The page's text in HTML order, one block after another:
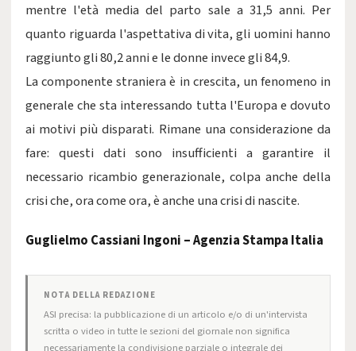
mentre l'età media del parto sale a 31,5 anni. Per
quanto riguarda l'aspettativa di vita, gli uomini hanno
raggiunto gli 80,2 anni e le donne invece gli 84,9.
La componente straniera è in crescita, un fenomeno in
generale che sta interessando tutta l'Europa e dovuto
ai motivi più disparati. Rimane una considerazione da
fare: questi dati sono insufficienti a garantire il
necessario ricambio generazionale, colpa anche della
crisi che, ora come ora, è anche una crisi di nascite.
Guglielmo Cassiani Ingoni – Agenzia Stampa Italia
NOTA DELLA REDAZIONE
ASI precisa: la pubblicazione di un articolo e/o di un'intervista
scritta o video in tutte le sezioni del giornale non significa
necessariamente la condivisione parziale o integrale dei